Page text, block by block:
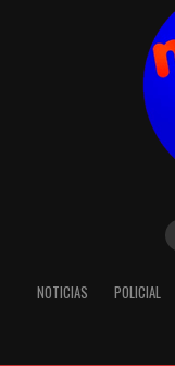
NOTICIAS POLICIAL